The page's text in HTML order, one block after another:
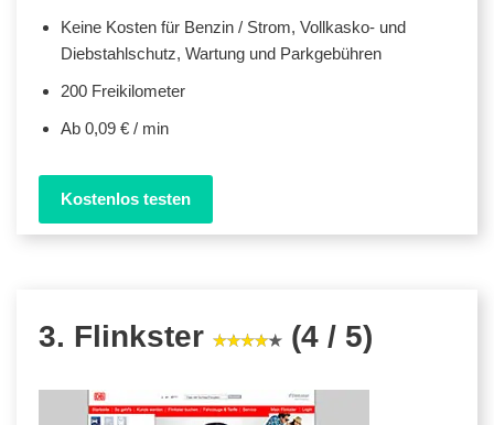
Keine Kosten für Benzin / Strom, Vollkasko- und
Diebstahlschutz, Wartung und Parkgebühren
200 Freikilometer
Ab 0,09 € / min
Kostenlos testen
3. Flinkster (4 / 5)